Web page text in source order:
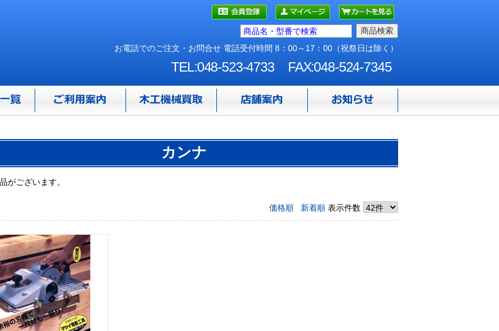
お電話でのご注文・お問合せ 電話受付時間 8：00～17：00（祝祭日は除く）
TEL:048-523-4733 FAX:048-524-7345
カンナ
がございます。
価格順 新着順 表示件数